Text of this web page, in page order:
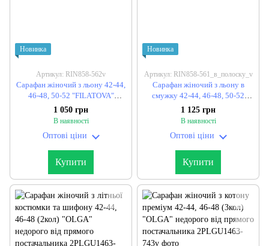
Новинка
Артикул: RIN858-562v
Сарафан жіночий з льону 42-44,
46-48, 50-52 "FILATOVA"
недорого від прямого
постачальника
1 050 грн
В наявності
Оптові ціни
Купити
Новинка
Артикул: RIN858-561_в_полоску_v
Сарафан жіночий з льону в
смужку 42-44, 46-48, 50-52
"FILATOVA" недорого від
прямого постачальника
1 125 грн
В наявності
Оптові ціни
Купити